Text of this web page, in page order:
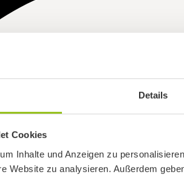
Details
Cookies
Inhalte und Anzeigen zu
Website zu analysieren. Außerdem